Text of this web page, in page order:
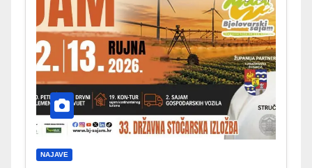
NAJAVE